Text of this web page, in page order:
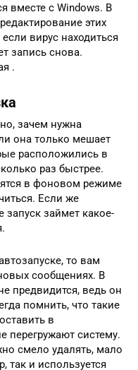
вместе с Windows. В
этих
вирус находиться
запись снова.
.
зачем нужна
она только мешает
расположились в
раз быстрее.
в фоновом режиме
Если же
запуск займет какое-
то вам
сообщениях. В
предвидится, ведь он
помнить, что такие
в
перегружают систему.
смело удалять, мало
так и используется